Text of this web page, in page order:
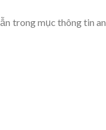
trong mục thông tin an